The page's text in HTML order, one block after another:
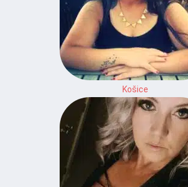
Košice